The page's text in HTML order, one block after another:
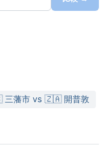
藩市 vs 🇿🇦 開普敦